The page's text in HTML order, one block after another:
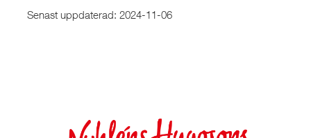
Senast uppdaterad: 2024-11-06